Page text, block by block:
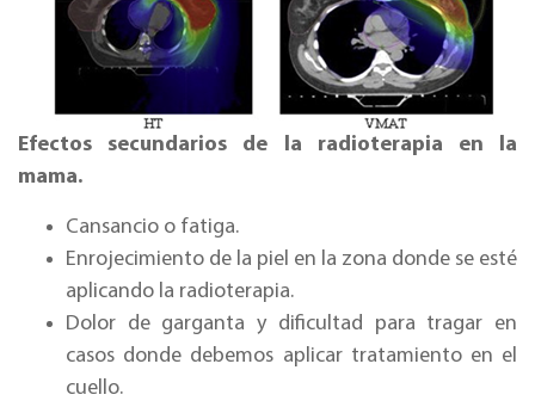
Efectos secundarios de la radioterapia en la
mama.
Cansancio o fatiga.
Enrojecimiento de la piel en la zona donde se esté
aplicando la radioterapia.
Dolor de garganta y dificultad para tragar en
casos donde debemos aplicar tratamiento en el
cuello.